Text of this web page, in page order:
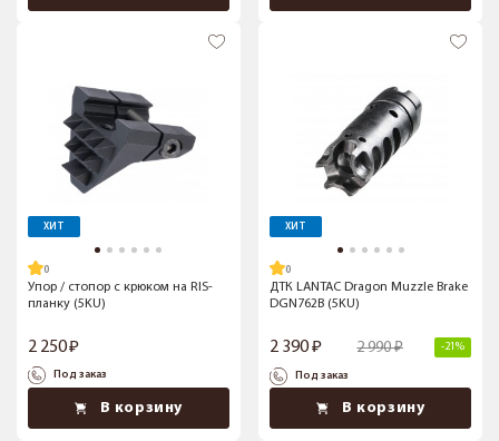
ХИТ
Упор / стопор с крюком на RIS-
планку (5KU)
2 250
Под заказ
В корзину
ХИТ
ДТК LANTAC Dragon Muzzle Brake
DGN762B (5KU)
2 390 2 990 -21%
Под заказ
В корзину